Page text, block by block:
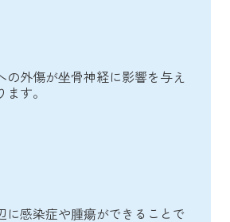
の外傷が坐骨神経に影響を与え
す。
に感染症や腫瘍ができることで